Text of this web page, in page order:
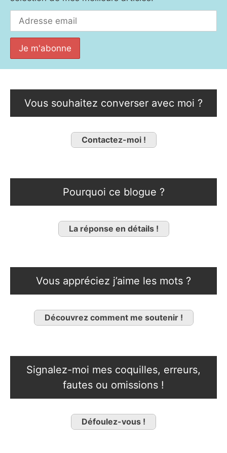
Vous souhaitez converser avec moi ?
Contactez-moi !
Pourquoi ce blogue ?
La réponse en détails !
Vous appréciez j’aime les mots ?
Découvrez comment me soutenir !
Signalez-moi mes coquilles, erreurs,
fautes ou omissions !
Défoulez-vous !